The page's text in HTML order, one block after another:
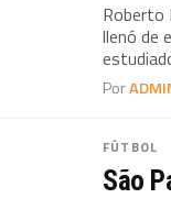
Roberto
llenó de
Por
FÚTBOL
São